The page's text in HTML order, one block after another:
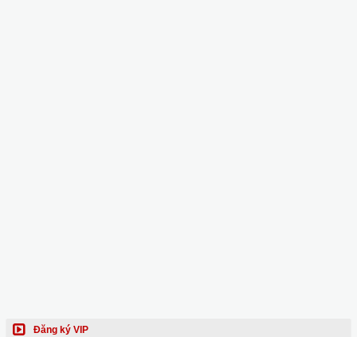
Đăng ký VIP